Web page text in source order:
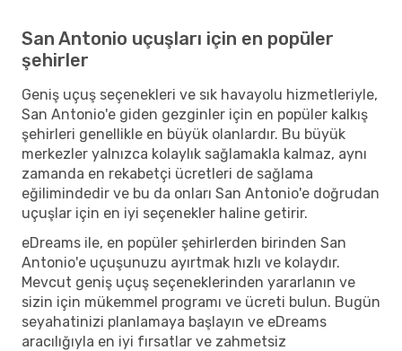
San Antonio uçuşları için en popüler
şehirler
Geniş uçuş seçenekleri ve sık havayolu hizmetleriyle,
San Antonio'e giden gezginler için en popüler kalkış
şehirleri genellikle en büyük olanlardır. Bu büyük
merkezler yalnızca kolaylık sağlamakla kalmaz, aynı
zamanda en rekabetçi ücretleri de sağlama
eğilimindedir ve bu da onları San Antonio'e doğrudan
uçuşlar için en iyi seçenekler haline getirir.
eDreams ile, en popüler şehirlerden birinden San
Antonio'e uçuşunuzu ayırtmak hızlı ve kolaydır.
Mevcut geniş uçuş seçeneklerinden yararlanın ve
sizin için mükemmel programı ve ücreti bulun. Bugün
seyahatinizi planlamaya başlayın ve eDreams
aracılığıyla en iyi fırsatlar ve zahmetsiz